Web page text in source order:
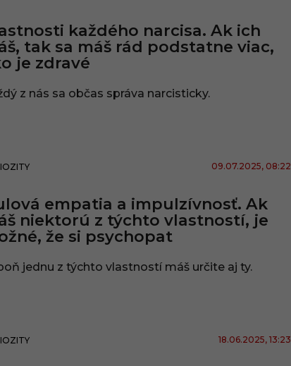
každého narcisa. Ak ich
tak sa máš rád podstatne viac,
je zdravé
z nás sa občas správa narcisticky.
09.07.2025, 08:22
empatia a impulzívnosť. Ak
niektorú z týchto vlastností, je
že si psychopat
jednu z týchto vlastností máš určite aj ty.
18.06.2025, 13:23